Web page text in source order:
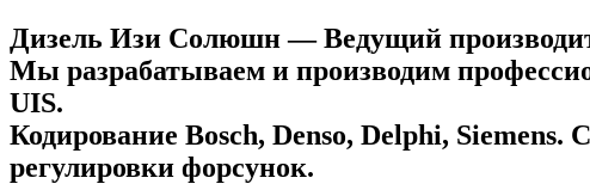
Дизель Изи Солюшн— Ведущий
Мы разрабатываем и производим
UIS.
Кодирование Bosch, Denso, Delphi,
регулировки форсунок.